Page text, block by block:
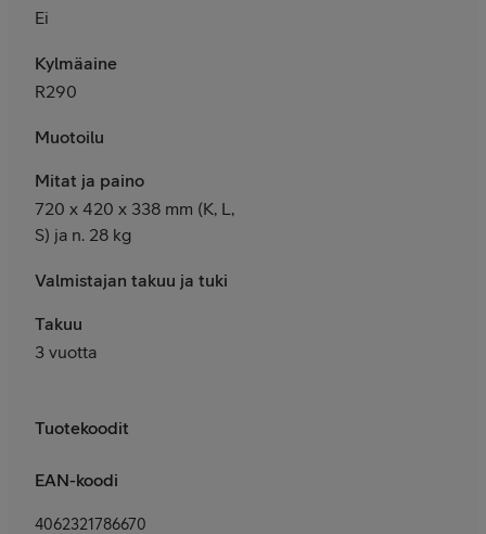
Ei
Kylmäaine
R290
Muotoilu
Mitat ja paino
720 x 420 x 338 mm (K, L,
S) ja n. 28 kg
Valmistajan takuu ja tuki
Takuu
3 vuotta
Tuotekoodit
EAN-koodi
4062321786670